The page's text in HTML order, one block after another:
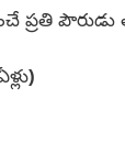
ప్రతి